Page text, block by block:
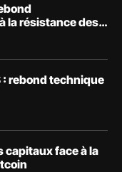
la résistance des
: rebond technique
capitaux face à la